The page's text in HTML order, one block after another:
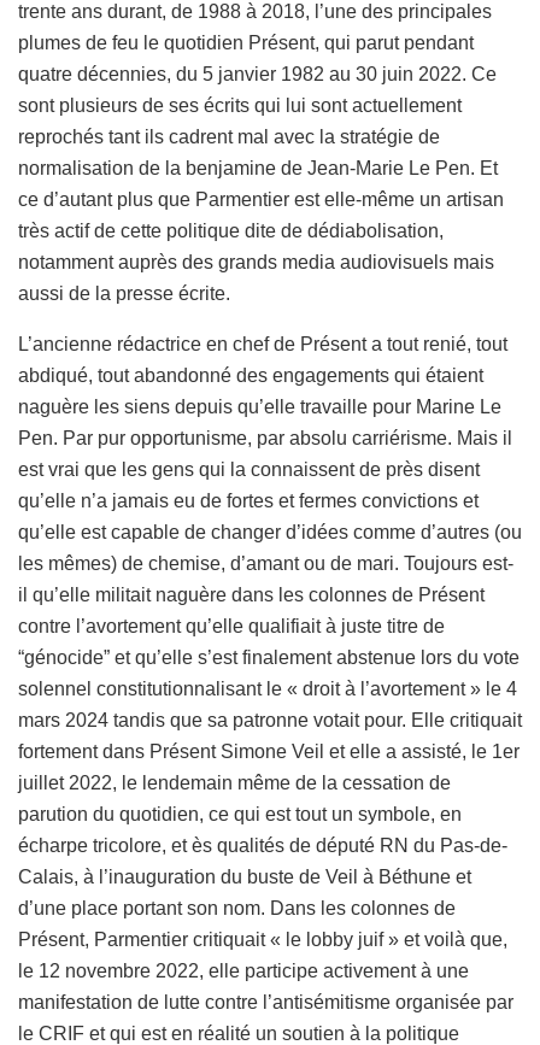
trente ans durant, de 1988 à 2018, l’une des principales
plumes de feu le quotidien Présent, qui parut pendant
quatre décennies, du 5 janvier 1982 au 30 juin 2022. Ce
sont plusieurs de ses écrits qui lui sont actuellement
reprochés tant ils cadrent mal avec la stratégie de
normalisation de la benjamine de Jean-Marie Le Pen. Et
ce d’autant plus que Parmentier est elle-même un artisan
très actif de cette politique dite de dédiabolisation,
notamment auprès des grands media audiovisuels mais
aussi de la presse écrite.
L’ancienne rédactrice en chef de Présent a tout renié, tout
abdiqué, tout abandonné des engagements qui étaient
naguère les siens depuis qu’elle travaille pour Marine Le
Pen. Par pur opportunisme, par absolu carriérisme. Mais il
est vrai que les gens qui la connaissent de près disent
qu’elle n’a jamais eu de fortes et fermes convictions et
qu’elle est capable de changer d’idées comme d’autres (ou
les mêmes) de chemise, d’amant ou de mari. Toujours est-
il qu’elle militait naguère dans les colonnes de Présent
contre l’avortement qu’elle qualifiait à juste titre de
“génocide” et qu’elle s’est finalement abstenue lors du vote
solennel constitutionnalisant le « droit à l’avortement » le 4
mars 2024 tandis que sa patronne votait pour. Elle critiquait
fortement dans Présent Simone Veil et elle a assisté, le 1er
juillet 2022, le lendemain même de la cessation de
parution du quotidien, ce qui est tout un symbole, en
écharpe tricolore, et ès qualités de député RN du Pas-de-
Calais, à l’inauguration du buste de Veil à Béthune et
d’une place portant son nom. Dans les colonnes de
Présent, Parmentier critiquait « le lobby juif » et voilà que,
le 12 novembre 2022, elle participe activement à une
manifestation de lutte contre l’antisémitisme organisée par
le CRIF et qui est en réalité un soutien à la politique